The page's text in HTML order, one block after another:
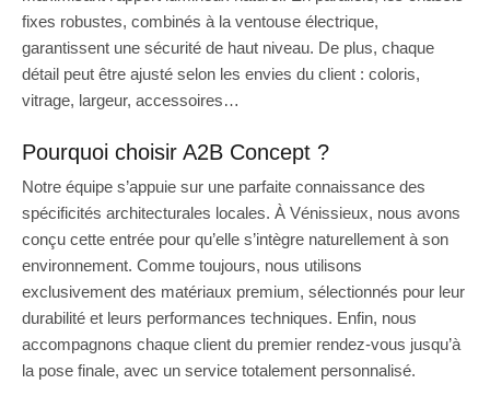
fixes robustes, combinés à la ventouse électrique,
garantissent une sécurité de haut niveau. De plus, chaque
détail peut être ajusté selon les envies du client : coloris,
vitrage, largeur, accessoires…
Pourquoi choisir A2B Concept ?
Notre équipe s’appuie sur une parfaite connaissance des
spécificités architecturales locales. À Vénissieux, nous avons
conçu cette entrée pour qu’elle s’intègre naturellement à son
environnement. Comme toujours, nous utilisons
exclusivement des matériaux premium, sélectionnés pour leur
durabilité et leurs performances techniques. Enfin, nous
accompagnons chaque client du premier rendez-vous jusqu’à
la pose finale, avec un service totalement personnalisé.